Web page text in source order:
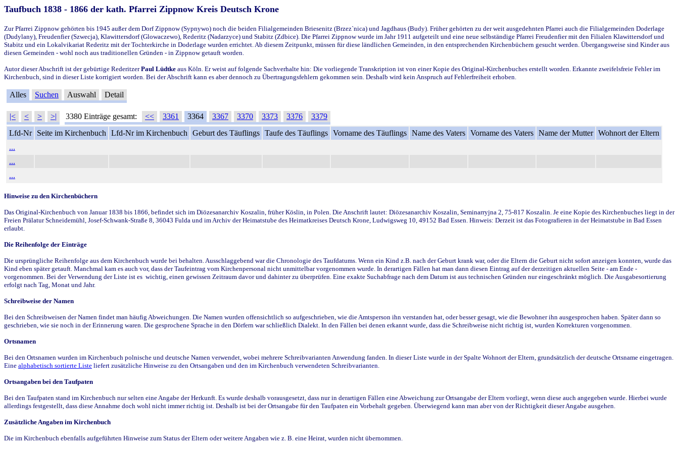
Taufbuch 1838 - 1866 der kath. Pfarrei Zippnow Kreis Deutsch Krone
Zur Pfarrei Zippnow gehörten bis 1945 außer dem Dorf Zippnow (Sypnywo) noch die beiden Filialgemeinden Briesenitz (Brzez`nica) und Jagdhaus (Budy). Früher gehörten zu der weit ausgedehnten Pfarrei auch die Filialgemeinden Doderlage
(Dudylany), Freudenfier (Szwecja), Klawittersdorf (Glowaczewo), Rederitz (Nadarzyce) und Stabitz (Zdbice). Die Pfarrei Zippnow wurde im Jahr 1911 aufgeteilt und eine neue selbständige Pfarrei Freudenfier mit den Filialen Klawittersdorf und
Stabitz und ein Lokalvikariat Rederitz mit der Tochterkirche in Doderlage wurden errichtet. Ab diesem Zeitpunkt, müssen für diese ländlichen Gemeinden, in den entsprechenden Kirchenbüchern gesucht werden. Übergangsweise sind Kinder aus
diesen Gemeinden - wohl noch aus traditionellen Gründen - in Zippnow getauft worden.
Autor dieser Abschrift ist der gebürtige RederitzerPaul Lüdtke aus Köln. Er weist auf folgende Sachverhalte hin: Die vorliegende Transkription ist von einer Kopie des Original-Kirchenbuches erstellt worden. Erkannte zweifelsfreie Fehler im
Kirchenbuch, sind in dieser Liste korrigiert worden. Bei der Abschrift kann es aber dennoch zu Übertragungsfehlern gekommen sein. Deshalb wird kein Anspruch auf Fehlerfreiheit erhoben.
Alles Suchen Auswahl Detail
|< < > >| 3380 Einträge gesamt: << 3361 3364 3367 3370 3373 3376
3379
Lfd-Nr
Seite im Kirchenbuch Lfd-Nr im Kirchenbuch Geburt des Täuflings Taufe des Täuflings Vorname des Täuflings Name des Vaters Vorname des Vaters Name der Mutter Wohnort der Eltern
...
...
...
Hinweise zu den Kirchenbüchern
Das Original-Kirchenbuch von Januar 1838 bis 1866, befindet sich im Diözesanarchiv Koszalin, früher Köslin, in Polen. Die Anschrift lautet: Diözesanarchiv Koszalin, Seminarryjna 2, 75-817 Koszalin. Je eine Kopie des Kirchenbuches liegt in der
Freien Prälatur Schneidemühl, Josef-Schwank-Straße 8, 36043 Fulda und im Archiv der Heimatstube des Heimatkreises Deutsch Krone, Ludwigsweg 10, 49152 Bad Essen. Hinweis: Derzeit ist das Fotografieren in der Heimatstube in Bad Essen
erlaubt.
Die Reihenfolge der Einträge
Die ursprüngliche Reihenfolge aus dem Kirchenbuch wurde bei behalten. Ausschlaggebend war die Chronologie des Taufdatums. Wenn ein Kind z.B. nach der Geburt krank war, oder die Eltern die Geburt nicht sofort anzeigen konnten, wurde das
Kind eben später getauft. Manchmal kam es auch vor, dass der Taufeintrag vom Kirchenpersonal nicht unmittelbar vorgenommen wurde. In derartigen Fällen hat man dann diesen Eintrag auf der derzeitigen aktuellen Seite - am Ende -
vorgenommen. Bei der Verwendung der Liste ist es wichtig, einen gewissen Zeitraum davor und dahinter zu überprüfen. Eine exakte Suchabfrage nach dem Datum ist aus technischen Gründen nur eingeschränkt möglich. Die Ausgabesortierung
erfolgt nach Tag, Monat und Jahr.
Schreibweise der Namen
Bei den Schreibweisen der Namen findet man häufig Abweichungen. Die Namen wurden offensichtlich so aufgeschrieben, wie die Amtsperson ihn verstanden hat, oder besser gesagt, wie die Bewohner ihn ausgesprochen haben. Später dann so
geschrieben, wie sie noch in der Erinnerung waren. Die gesprochene Sprache in den Dörfern war schließlich Dialekt. In den Fällen bei denen erkannt wurde, dass die Schreibweise nicht richtig ist, wurden Korrekturen vorgenommen.
Ortsnamen
Bei den Ortsnamen wurden im Kirchenbuch polnische und deutsche Namen verwendet, wobei mehrere Schreibvarianten Anwendung fanden. In dieser Liste wurde in der Spalte Wohnort der Eltern, grundsätzlich der deutsche Ortsname eingetragen.
Eine alphabetisch sortierte Liste liefert zusätzliche Hinweise zu den Ortsangaben und den im Kirchenbuch verwendeten Schreibvarianten.
Ortsangaben bei den Taufpaten
Bei den Taufpaten stand im Kirchenbuch nur selten eine Angabe der Herkunft. Es wurde deshalb vorausgesetzt, dass nur in derartigen Fällen eine Abweichung zur Ortsangabe der Eltern vorliegt, wenn diese auch angegeben wurde. Hierbei wurde
allerdings festgestellt, dass diese Annahme doch wohl nicht immer richtig ist. Deshalb ist bei der Ortsangabe für den Taufpaten ein Vorbehalt gegeben. Überwiegend kann man aber von der Richtigkeit dieser Angabe ausgehen.
Zusätzliche Angaben im Kirchenbuch
Die im Kirchenbuch ebenfalls aufgeführten Hinweise zum Status der Eltern oder weitere Angaben wie z. B. eine Heirat, wurden nicht übernommen.